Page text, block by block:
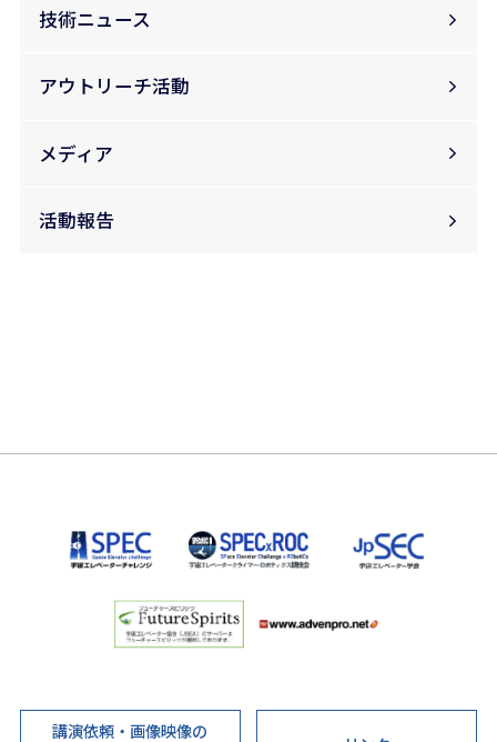
技術ニュース
アウトリーチ活動
メディア
活動報告
講演依頼・画像映像の